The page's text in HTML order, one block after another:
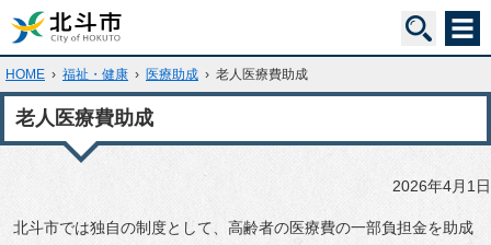
HOME › 福祉・健康 › 医療助成 › 老人医療費助成
老人医療費助成
2026年4月1日
北斗市では独自の制度として、高齢者の医療費の一部負担金を助成